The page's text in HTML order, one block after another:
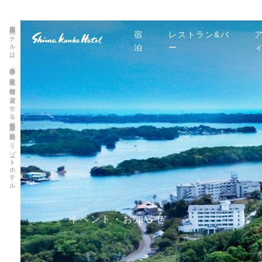
志摩観光ホテルは、非日常の素敵な時間を過ごせる伊勢志摩 賢島のリゾートホテル
宿
泊
レストラン&バ
ー
イベント・お知らせ